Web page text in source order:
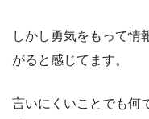
しかし勇気をもって情
がると感じてます。
言いにくいことでも何